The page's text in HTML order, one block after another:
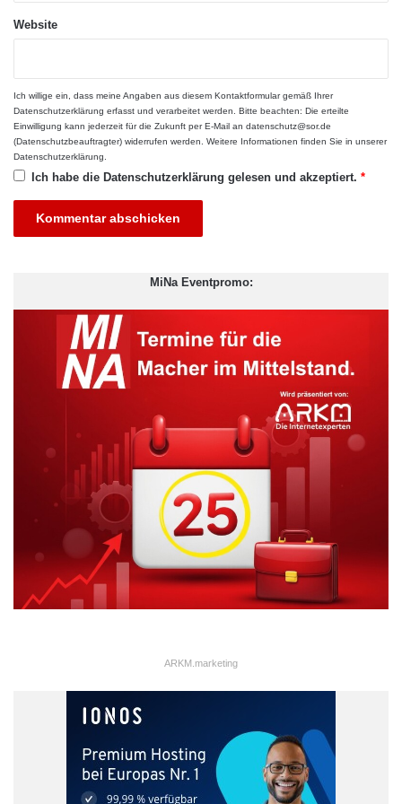
Nach dem Verstehen das
Erzählen: Der richtige
Spannungsbogen
Das inszenierte Bewerbungsgespräch mit echten Menschen
veranschaulicht viele Aspekte des Storytelling. Mit einem
Spannungsbogen aus Hook, Hold und Payoff wird das Publikum
durch den provokanten Titel und den Mystery-Plot gefesselt, der
erst ganz zum Schluss aufgelöst wird – mit einer Erkenntnis, die
allen die Augen öffnet. Ganz ohne kitschige Bilder werden
Menschen mit unterschiedlichstem Background in einer
unvorhersehbaren Situation mit dieser überraschenden
Wendung konfrontiert, die Bewerber im Video genauso wie die
YouTube-Zuschauer. Die Aussage hinter dem Video spiegelt die
Werte und die Vision des Unternehmens wider („Make a
meaningful connection anytime, anywhere“). Transmedial wird
die Geschichte fortgesetzt, indem Zuschauer ihren Müttern mit
dem Hashtag #worldstoughestjob auf Twitter danken können.
Brainstormings über Brainwriting, Assoziationsketten und
Mindmaps bis hin zur Walt-Disney-Methode, in der eine Idee
aus der Sicht eines Träumers, eines Realisten und eines
ARKM.marketing
Website
Ich willige ein, dass meine Angaben aus diesem Kontaktformular gemäß Ihrer
Datenschutzerklärung erfasst und verarbeitet werden. Bitte beachten: Die erteilte
Einwilligung kann jederzeit für die Zukunft per E-Mail an datenschutz@sor.de
(Datenschutzbeauftragter) widerrufen werden. Weitere Informationen finden Sie in unserer
Datenschutzerklärung
Ich habe die Datenschutzerklärung gelesen und akzeptiert. *
MiNa Eventpromo:
ARKM.marketing